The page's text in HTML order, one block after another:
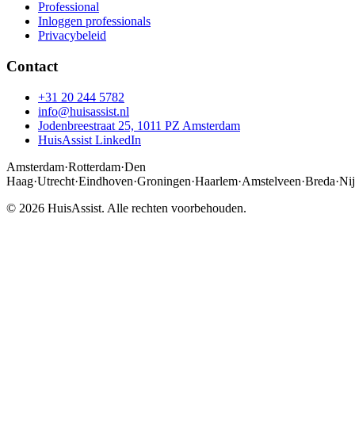
Professional
Inloggen professionals
Privacybeleid
Contact
+31 20 244 5782
info@huisassist.nl
Jodenbreestraat 25, 1011 PZ Amsterdam
HuisAssist LinkedIn
Amsterdam·Rotterdam·Den
Haag·Utrecht·Eindhoven·Groningen·Haarlem·Amstelveen·Breda·
© 2026 HuisAssist. Alle rechten voorbehouden.